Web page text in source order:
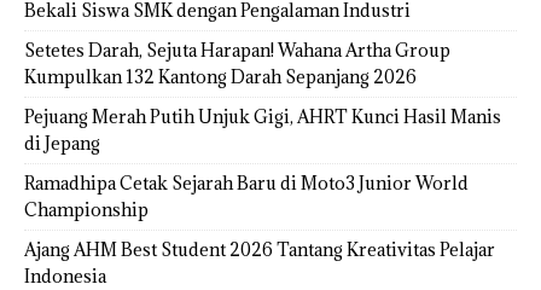
Bekali Siswa SMK dengan Pengalaman Industri
Setetes Darah, Sejuta Harapan! Wahana Artha Group
Kumpulkan 132 Kantong Darah Sepanjang 2026
Pejuang Merah Putih Unjuk Gigi, AHRT Kunci Hasil Manis
di Jepang
Ramadhipa Cetak Sejarah Baru di Moto3 Junior World
Championship
Ajang AHM Best Student 2026 Tantang Kreativitas Pelajar
Indonesia